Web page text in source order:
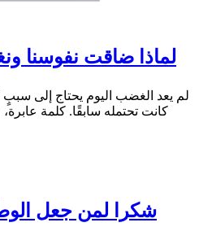
لماذا ضاقت نفوسنا
لم يعد الغضب اليوم يحتاج إلى
كانت تحتمله سابقًا. كلمة
شكرا لمن جعل